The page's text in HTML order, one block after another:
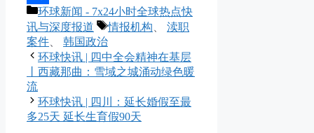
分
享
分
类
环球新闻 - 7x24小时全球热点快
讯与深度报道
标
签
情报机构
渎职
案件
韩国政治
环球快讯 | 四中全会精神在基层
丨西藏那曲：雪域之城涌动绿色暖
流
环球快讯 | 四川：延长婚假至最
多25天 延长生育假90天